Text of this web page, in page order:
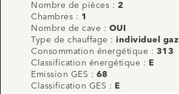
Nombre de pièces : 2
Chambres : 1
Nombre de cave : OUI
Type de chauffage : individuel gaz
Consommation énergétique : 313
Classification énergétique :
E
Emission GES : 68
Classification GES :
E